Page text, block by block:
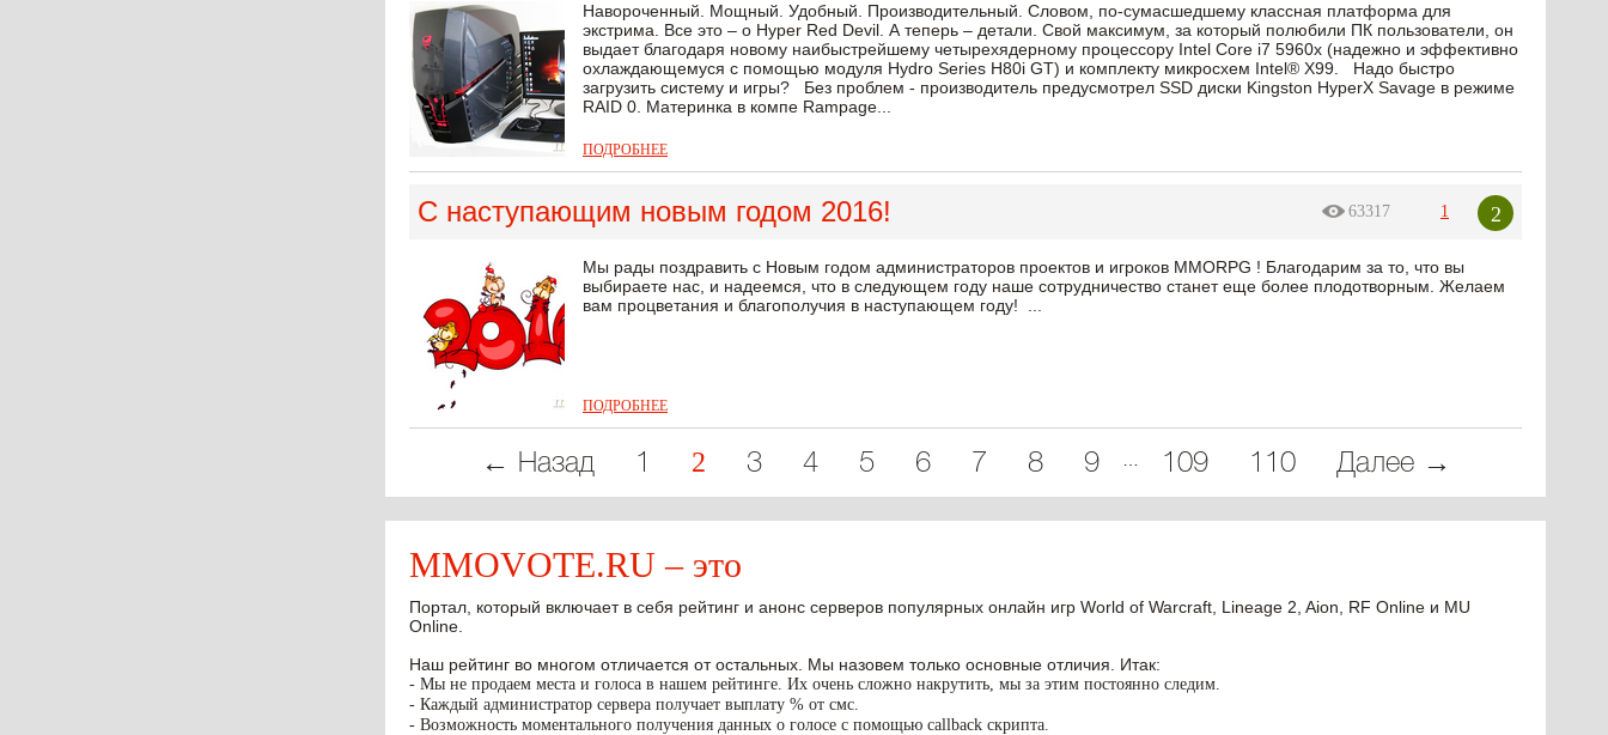
Навороченный. Мощный. Удобный. Производительный. Словом, по-сумасшедшему классная платформа для
экстрима. Все это – о Hyper Red Devil. А теперь – детали. Свой максимум, за который полюбили ПК пользователи, он
выдает благодаря новому наибыстрейшему четырехядерному процессору Intel Core i7 5960x (надежно и эффективно
охлаждающемуся с помощью модуля Hydro Series H80i GT) и комплекту микросхем Intel® X99. Надо быстро
загрузить систему и игры? Без проблем - производитель предусмотрел SSD диски Kingston HyperX Savage в режиме
RAID 0. Материнка в компе Rampage...
ПОДРОБНЕЕ
С наступающим новым годом 2016! 63317 1 2
Мы рады поздравить с Новым годом администраторов проектов и игроков MMORPG ! Благодарим за то, что вы
выбираете нас, и надеемся, что в следующем году наше сотрудничество станет еще более плодотворным. Желаем
вам процветания и благополучия в наступающем году! ...
ПОДРОБНЕЕ
← Назад 1 2 3 4 5 6 7 8 9 109 110 Далее →
MMOVOTE.RU – это
Портал, который включает в себя рейтинг и анонс серверов популярных онлайн игр World of Warcraft, Lineage 2, Aion, RF Online и MU
Online.
Наш рейтинг во многом отличается от остальных. Мы назовем только основные отличия. Итак:
- Мы не продаем места и голоса в нашем рейтинге. Их очень сложно накрутить, мы за этим постоянно следим.
- Каждый администратор сервера получает выплату % от смс.
- Возможность моментального получения данных о голосе с помощью callback скрипта.